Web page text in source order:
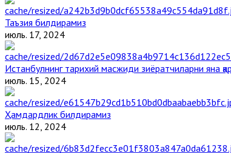
Таъзия билдирамиз
июль. 17, 2024
Истанбулнинг тарихий масжиди зиёратчиларни яна
июль. 15, 2024
Ҳамдардлик билдирамиз
июль. 12, 2024